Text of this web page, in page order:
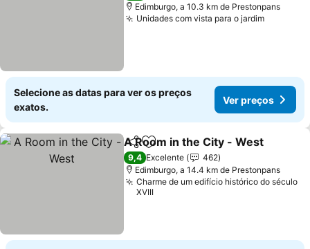
Edimburgo, a 10.3 km de Prestonpans
Unidades com vista para o jardimVer
Selecione as datas para ver os preços
exatos.
Ver preços
PartilharAdicionar aos favoritos
A Room in the City - West
9,4 Excelente
462
Edimburgo, a 14.4 km de Prestonpans
Charme de um edifício histórico do século
XVIII